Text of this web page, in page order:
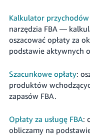
Kalkulator przychodów
narzędzia FBA —
oszacować opłaty za
podstawie aktywnych
Szacunkowe opłaty:
produktów
zapasów FBA.
Opłaty za usługę FBA:
obliczamy na